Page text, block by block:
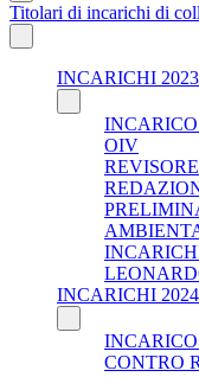
Titolari di incarichi di
INCARICHI 2023
INCARICO
OIV
INCARICHI 2024
CONTRO